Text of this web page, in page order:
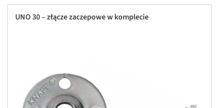
UNO 30 – złącze zaczepowe w komplecie